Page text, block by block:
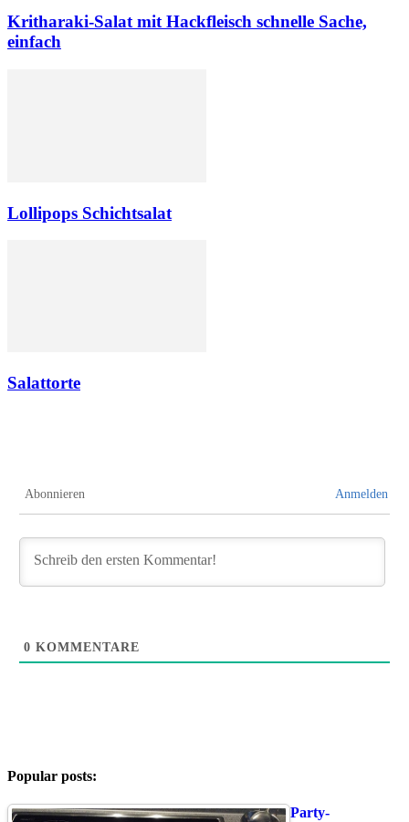
Kritharaki-Salat mit Hackfleisch schnelle Sache,
einfach
Lollipops Schichtsalat
Salattorte
Abonnieren Anmelden
0 KOMMENTARE
Popular posts:
Party-